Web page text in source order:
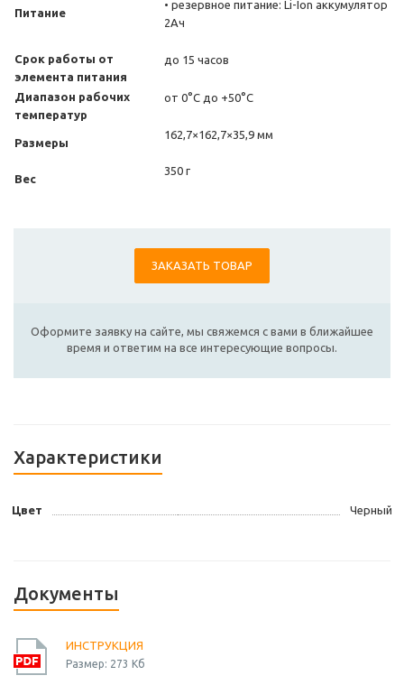
Питание
• резервное питание: Li-Ion аккумулятор
2Ач
Срок работы от
элемента питания
до 15 часов
Диапазон рабочих
температур
от 0°С до +50°С
Размеры
162,7×162,7×35,9 мм
Вес
350 г
ЗАКАЗАТЬ ТОВАР
Оформите заявку на сайте, мы свяжемся с вами в ближайшее
время и ответим на все интересующие вопросы.
Характеристики
Цвет Черный
Документы
ИНСТРУКЦИЯ
Размер: 273 Кб